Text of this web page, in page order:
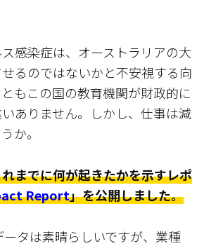
感染症は、オーストラリアの大
るのではないかと不安視する向
もこの国の教育機関が財政的に
ありません。しかし、仕事は減
か。
までに何が起きたかを示すレポ
Report」を公開しました。
タは素晴らしいですが、業種